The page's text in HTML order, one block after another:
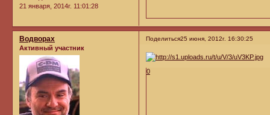
21 января, 2014г. 11:01:28
Поделиться25 июня, 2012г. 16:30:25
Водворах
Активный участник
0